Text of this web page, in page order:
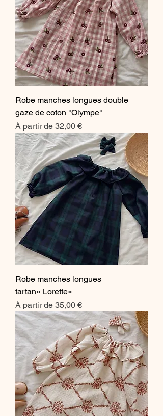
Robe manches longues double
gaze de coton "Olympe"
À partir de 32,00 €
Prix promotionnel
Robe manches longues
tartan« Lorette»
À partir de 35,00 €
Prix promotionnel